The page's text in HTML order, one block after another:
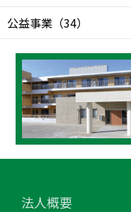
公益事業 （34）
法人概要